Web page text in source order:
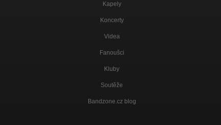
Kapely
Koncerty
Videa
Fanoušci
Kluby
Soutěže
Bandzone.cz blog